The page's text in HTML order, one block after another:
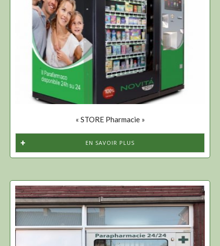
« STORE Pharmacie »
EN SAVOIR PLUS